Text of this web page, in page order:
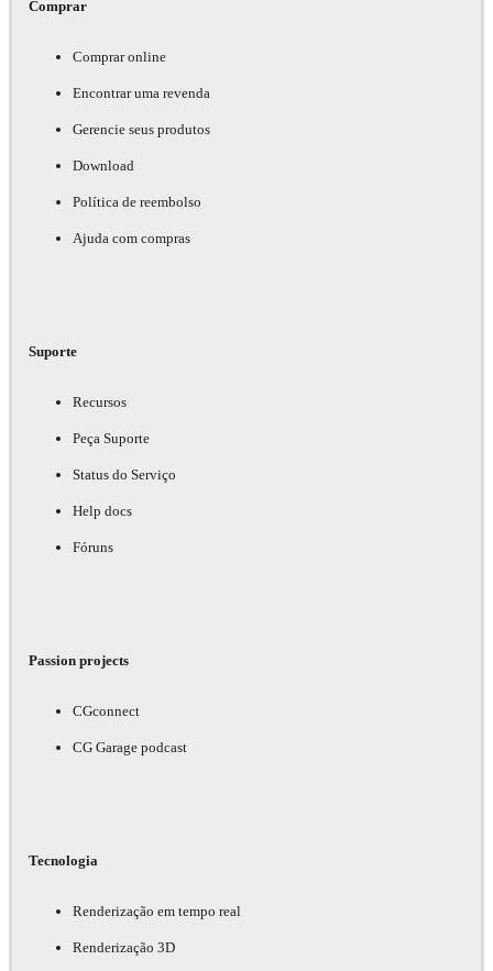
Comprar
Comprar online
Encontrar uma revenda
Gerencie seus produtos
Download
Política de reembolso
Ajuda com compras
Suporte
Recursos
Peça Suporte
Status do Serviço
Help docs
Fóruns
Passion projects
CGconnect
CG Garage podcast
Tecnologia
Renderização em tempo real
Renderização 3D